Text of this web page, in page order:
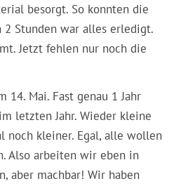
besorgt. So konnten die
2 Stunden war alles erledigt.
Jetzt fehlen nur noch die
14. Mai. Fast genau 1 Jahr
letzten Jahr. Wieder kleine
noch kleiner. Egal, alle wollen
Also arbeiten wir eben in
aber machbar! Wir haben